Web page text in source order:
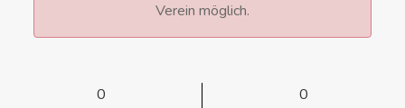
Verein möglich.
0
0